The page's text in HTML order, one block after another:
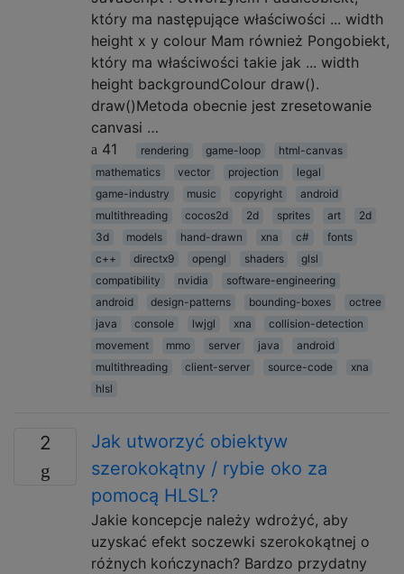
który ma następujące właściwości ... width
height x y colour Mam również Pongobiekt,
który ma właściwości takie jak ... width
height backgroundColour draw().
draw()Metoda obecnie jest zresetowanie
canvasi …
41
rendering game-loop
html-canvas
mathematics
vector projection
legal
game-industry
music copyright
android
multithreading
cocos2d 2d sprites art
2d
3d
models hand-drawn xna c#
fonts
c++
directx9 opengl shaders
glsl
compatibility
nvidia
software-engineering
android
design-patterns bounding-boxes
octree
java
console lwjgl xna
collision-detection
movement
mmo server java
android
multithreading
client-server source-code
xna
hlsl
2
Jak utworzyć obiektyw
szerokokątny / rybie oko za
pomocą HLSL?
Jakie koncepcje należy wdrożyć, aby
uzyskać efekt soczewki szerokokątnej o
różnych kończynach? Bardzo przydatny